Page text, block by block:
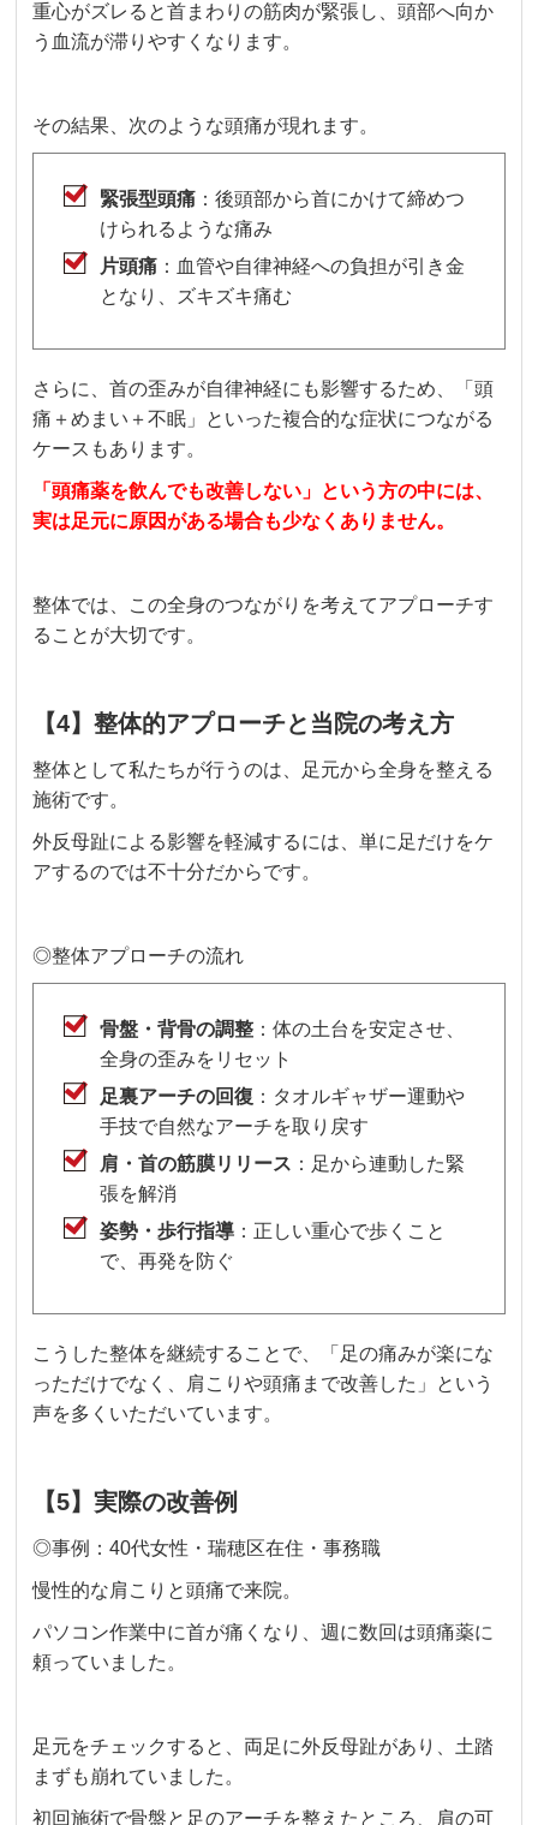
重心がズレると首まわりの筋肉が緊張し、頭部へ向か
う血流が滞りやすくなります。
その結果、次のような頭痛が現れます。
緊張型頭痛 ：後頭部から首にかけて締めつ
けられるような痛み
片頭痛 ：血管や自律神経への負担が引き金
となり、ズキズキ痛む
さらに、首の歪みが自律神経にも影響するため、「頭
痛＋めまい＋不眠」といった複合的な症状につながる
ケースもあります。
「頭痛薬を飲んでも改善しない」という方の中には、
実は足元に原因がある場合も少なくありません。
整体では、この全身のつながりを考えてアプローチす
ることが大切です。
【4】整体的アプローチと当院の考え方
整体として私たちが行うのは、足元から全身を整える
施術です。
外反母趾による影響を軽減するには、単に足だけをケ
アするのでは不十分だからです。
◎整体アプローチの流れ
骨盤・背骨の調整 ：体の土台を安定させ、
全身の歪みをリセット
足裏アーチの回復 ：タオルギャザー運動や
手技で自然なアーチを取り戻す
肩・首の筋膜リリース ：足から連動した緊
張を解消
姿勢・歩行指導 ：正しい重心で歩くこと
で、再発を防ぐ
こうした整体を継続することで、「足の痛みが楽にな
っただけでなく、肩こりや頭痛まで改善した」という
声を多くいただいています。
【5】実際の改善例
◎事例：40代女性・瑞穂区在住・事務職
慢性的な肩こりと頭痛で来院。
パソコン作業中に首が痛くなり、週に数回は頭痛薬に
頼っていました。
足元をチェックすると、両足に外反母趾があり、土踏
まずも崩れていました。
初回施術で骨盤と足のアーチを整えたところ、肩の可